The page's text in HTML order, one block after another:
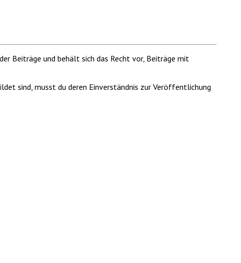
Beiträge und behält sich das Recht vor, Beiträge mit
sind, musst du deren Einverständnis zur Veröffentlichung